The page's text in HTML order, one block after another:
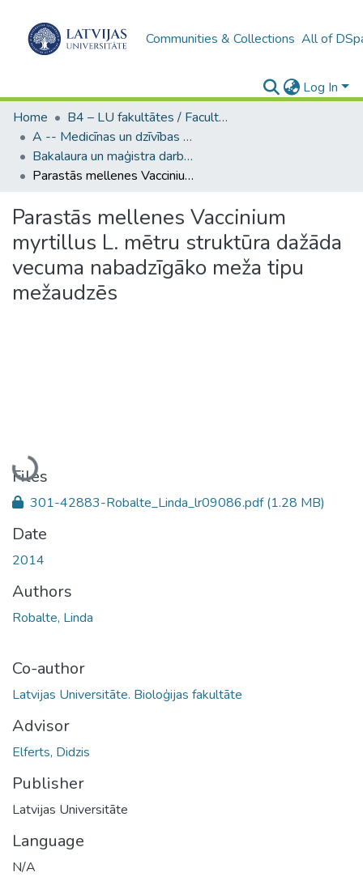
Communities & Collections All of
Log In
Home
B4 – LU fakultātes / Faculties of the UL
A -- Medicīnas un dzīvības zinātņu fakultāte / Faculty of Medicine and Life Sciences
Bakalaura un maģistra darbi (MDZF) / Bachelor's and Master's theses
Parastās mellenes Vaccinium myrtillus L. mētru struktūra dažāda vecuma nabadzīgāko meža tipu mežaudzēs
Parastās mellenes Vaccinium
myrtillus L. mētru struktūra dažāda
vecuma nabadzīgāko meža tipu
mežaudzēs
Loading...
Files
301-42883-Robalte_Linda_lr09086.pdf(1.28 MB)
Date
2014
Authors
Robalte, Linda
Co-author
Latvijas Universitāte. Bioloģijas fakultāte
Advisor
Elferts, Didzis
Publisher
Latvijas Universitāte
Language
N/A